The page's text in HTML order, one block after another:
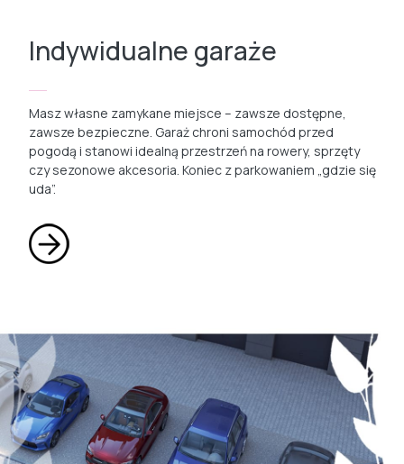
Indywidualne garaże
Masz własne zamykane miejsce – zawsze dostępne,
zawsze bezpieczne. Garaż chroni samochód przed
pogodą i stanowi idealną przestrzeń na rowery, sprzęty
czy sezonowe akcesoria. Koniec z parkowaniem „gdzie się
uda”.